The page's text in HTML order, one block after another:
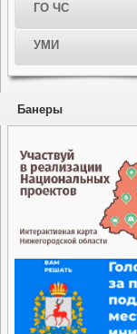
ГО ЧС
УМИ
Банеры